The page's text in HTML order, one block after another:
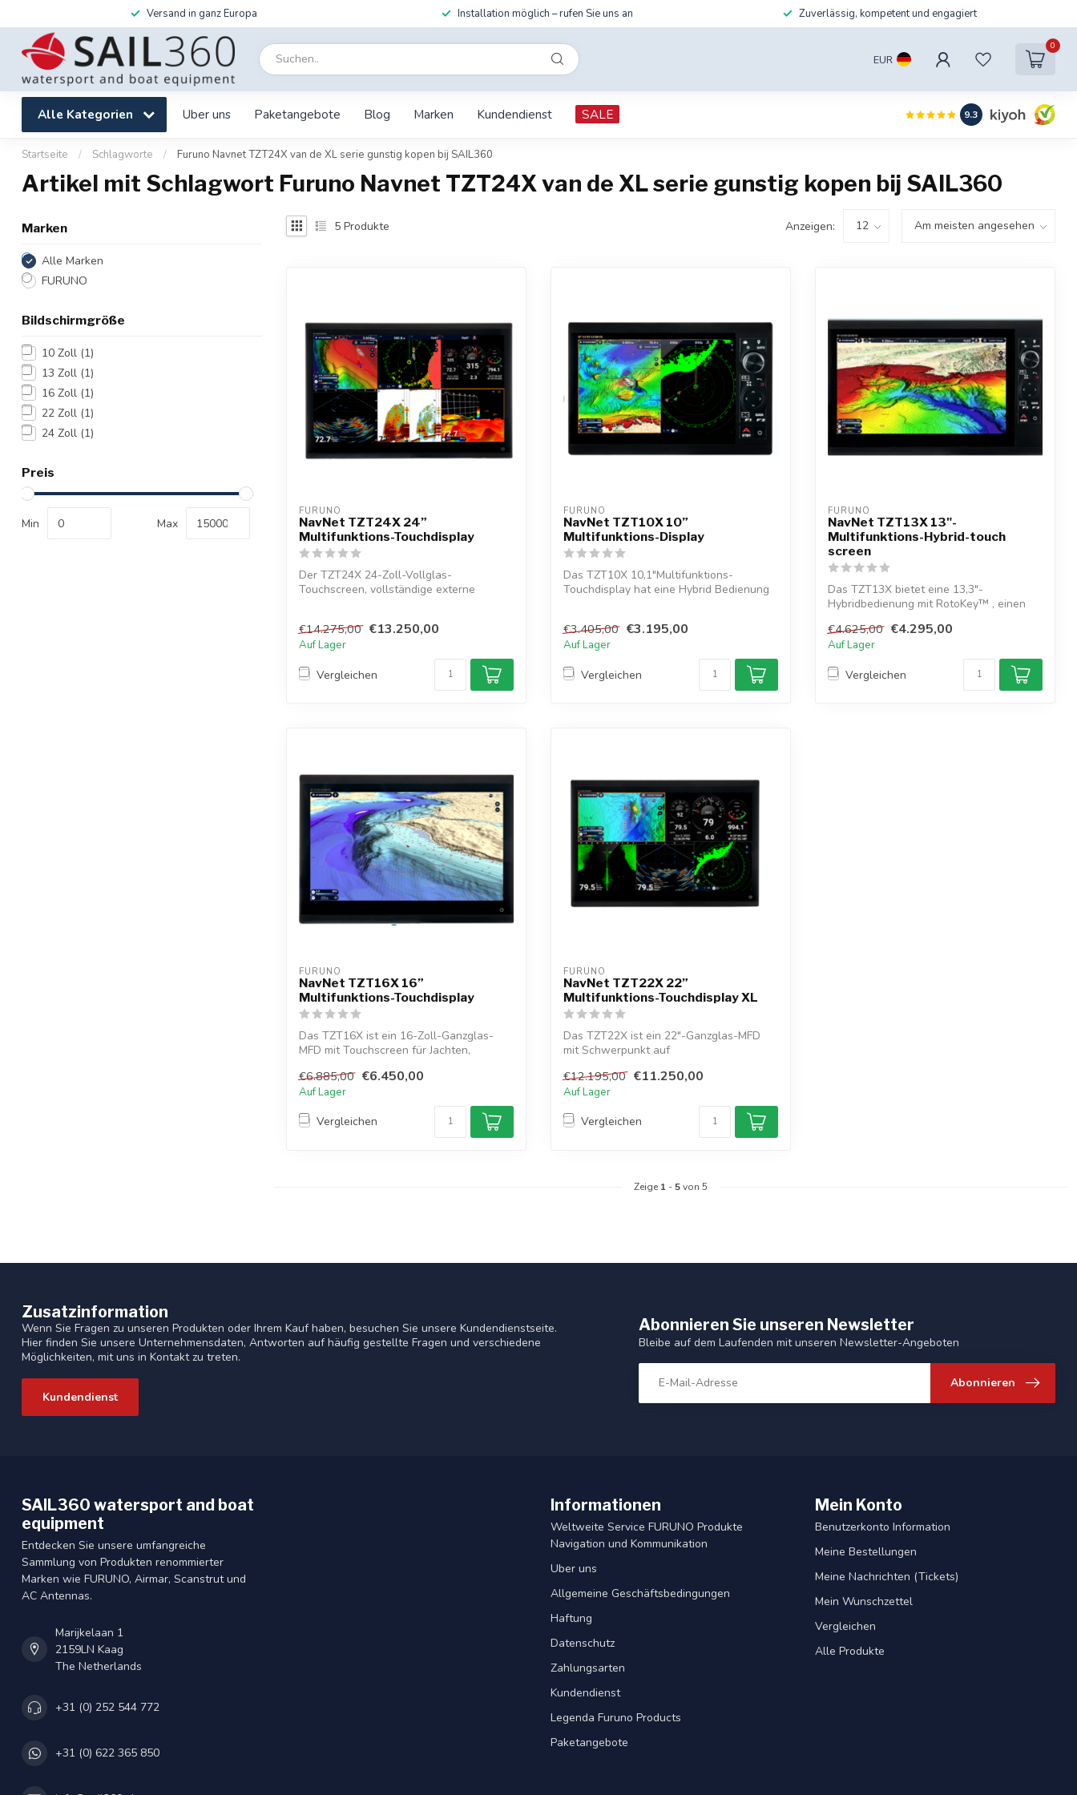
Versand in ganz Europa Installation möglich – rufen Sie uns an Zuverlässig, kompetent und engagiert
EUR
0
Alle Kategorien Uber uns Paketangebote Blog Marken Kundendienst SALE 9.3
Startseite / Schlagworte / Furuno Navnet TZT24X van de XL serie gunstig kopen bij SAIL360
Artikel mit Schlagwort Furuno Navnet TZT24X van de XL serie gunstig kopen bij SAIL360
Marken
Alle Marken
FURUNO
Bildschirmgröße
10 Zoll (1)
13 Zoll (1)
16 Zoll (1)
22 Zoll (1)
24 Zoll (1)
Preis
Min Max
5 Produkte Anzeigen:
FURUNO
NavNet TZT24X 24”
Multifunktions-Touchdisplay
Der TZT24X 24-Zoll-Vollglas-
Touchscreen, vollständige externe
€14.275,00 €13.250,00
Auf Lager
Vergleichen
FURUNO
NavNet TZT10X 10”
Multifunktions-Display
Das TZT10X 10,1"Multifunktions-
Touchdisplay hat eine Hybrid Bedienung
€3.405,00 €3.195,00
Auf Lager
Vergleichen
FURUNO
NavNet TZT13X 13"-
Multifunktions-Hybrid-touch
screen
Das TZT13X bietet eine 13,3"-
Hybridbedienung mit RotoKey™ , einen
€4.625,00 €4.295,00
Auf Lager
Vergleichen
FURUNO
NavNet TZT16X 16”
Multifunktions-Touchdisplay
Das TZT16X ist ein 16-Zoll-Ganzglas-
MFD mit Touchscreen für Jachten,
€6.885,00 €6.450,00
Auf Lager
Vergleichen
FURUNO
NavNet TZT22X 22”
Multifunktions-Touchdisplay XL
Das TZT22X ist ein 22"-Ganzglas-MFD
mit Schwerpunkt auf
€12.195,00 €11.250,00
Auf Lager
Vergleichen
Zeige 1 -5von 5
Zusatzinformation
Wenn Sie Fragen zu unseren Produkten oder Ihrem Kauf haben, besuchen Sie unsere Kundendienstseite.
Hier finden Sie unsere Unternehmensdaten, Antworten auf häufig gestellte Fragen und verschiedene
Möglichkeiten, mit uns in Kontakt zu treten.
Kundendienst
Abonnieren Sie unseren Newsletter
Bleibe auf dem Laufenden mit unseren Newsletter-Angeboten
Abonnieren
SAIL360 watersport and boat
equipment
Entdecken Sie unsere umfangreiche
Sammlung von Produkten renommierter
Marken wie FURUNO, Airmar, Scanstrut und
AC Antennas.
Marijkelaan 1
2159LN Kaag
The Netherlands
+31 (0) 252 544 772
+31 (0) 622 365 850
Informationen
Weltweite Service FURUNO Produkte
Navigation und Kommunikation
Uber uns
Allgemeine Geschäftsbedingungen
Haftung
Datenschutz
Zahlungsarten
Kundendienst
Legenda Furuno Products
Paketangebote
Mein Konto
Benutzerkonto Information
Meine Bestellungen
Meine Nachrichten (Tickets)
Mein Wunschzettel
Vergleichen
Alle Produkte